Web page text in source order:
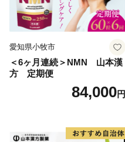
愛知県小牧市
＜6ヶ月連続＞NMN 山本漢
方 定期便
84,000円